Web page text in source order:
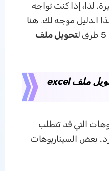
لذا، إذا كنت تواجه
الدليل موجه لك. هنا
تحويل ملف
الجزء 1. متى يتم تحويل ملف excel
التي قد تتطلب
بعض السيناريوهات